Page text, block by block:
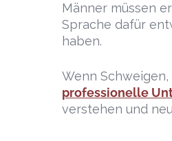
Männer müssen
Sprache dafür
haben.
Wenn
professionelle
verstehen und